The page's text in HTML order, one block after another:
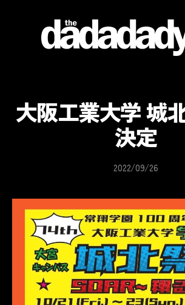
website
大阪工業大学 城
決定
2022/09/26